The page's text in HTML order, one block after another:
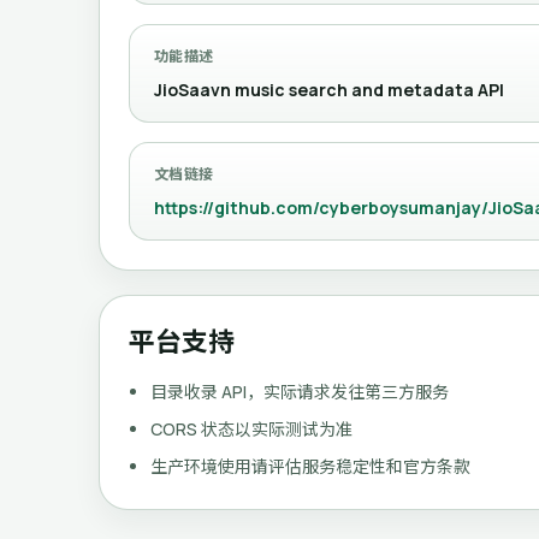
功能描述
JioSaavn music search and metadata API
文档链接
https://github.com/cyberboysumanjay/
平台支持
目录收录 API，实际请求发往第三方服务
CORS 状态以实际测试为准
生产环境使用请评估服务稳定性和官方条款